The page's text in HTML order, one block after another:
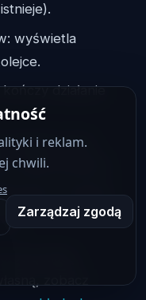
wyświetla
działanie
element, lista
użytkownikowi.
czekając
klasę
i reklam.
chwili.
Zarządzaj zgodą